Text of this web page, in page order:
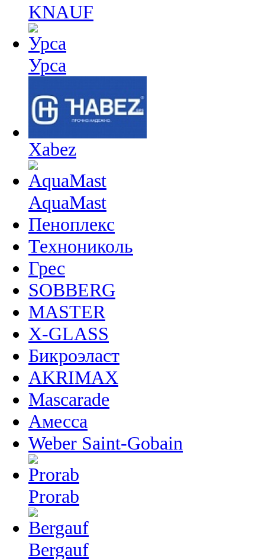
KNAUF
Урса
Xabez
AquaMast
Пеноплекс
Технониколь
Грес
SOBBERG
MASTER
X-GLASS
Бикроэласт
AKRIMAX
Mascarade
Амесса
Weber Saint-Gobain
Prorab
Bergauf